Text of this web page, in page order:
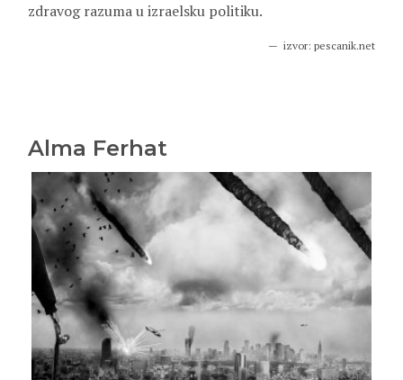
zdravog razuma u izraelsku politiku.
izvor: pescanik.net
Alma Ferhat